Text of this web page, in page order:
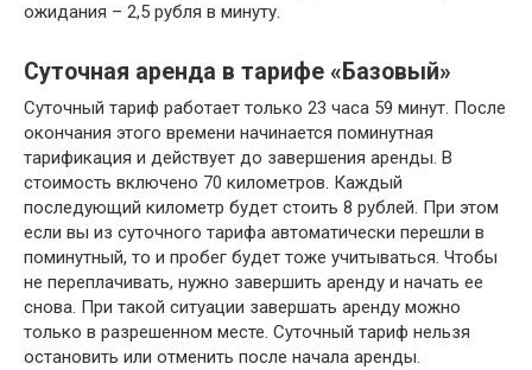
ожидания – 2,5 рубля в минуту.
Суточная аренда в тарифе «Базовый»
Суточный тариф работает только 23 часа 59 минут. После
окончания этого времени начинается поминутная
тарификация и действует до завершения аренды. В
стоимость включено 70 километров. Каждый
последующий километр будет стоить 8 рублей. При этом
если вы из суточного тарифа автоматически перешли в
поминутный, то и пробег будет тоже учитываться. Чтобы
не переплачивать, нужно завершить аренду и начать ее
снова. При такой ситуации завершать аренду можно
только в разрешенном месте. Суточный тариф нельзя
остановить или отменить после начала аренды.